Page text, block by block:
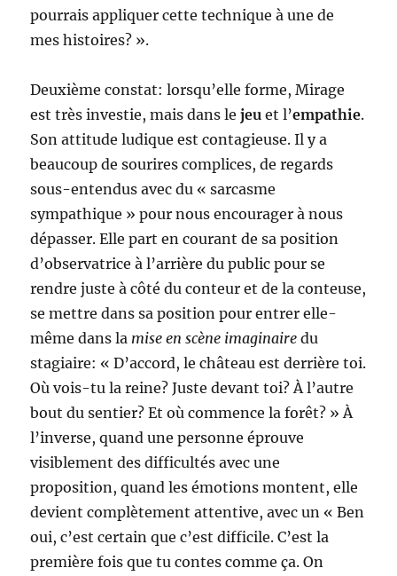
pourrais appliquer cette technique à une de
mes histoires? ».
Deuxième constat: lorsqu’elle forme, Mirage
est très investie, mais dans lejeu et l’empathie.
Son attitude ludique est contagieuse. Il y a
beaucoup de sourires complices, de regards
sous-entendus avec du « sarcasme
sympathique » pour nous encourager à nous
dépasser. Elle part en courant de sa position
d’observatrice à l’arrière du public pour se
rendre juste à côté du conteur et de la conteuse,
se mettre dans sa position pour entrer elle-
même dans la mise en scène imaginairedu
stagiaire: « D’accord, le château est derrière toi.
Où vois-tu la reine? Juste devant toi? À l’autre
bout du sentier? Et où commence la forêt? » À
l’inverse, quand une personne éprouve
visiblement des difficultés avec une
proposition, quand les émotions montent, elle
devient complètement attentive, avec un « Ben
oui, c’est certain que c’est difficile. C’est la
première fois que tu contes comme ça. On